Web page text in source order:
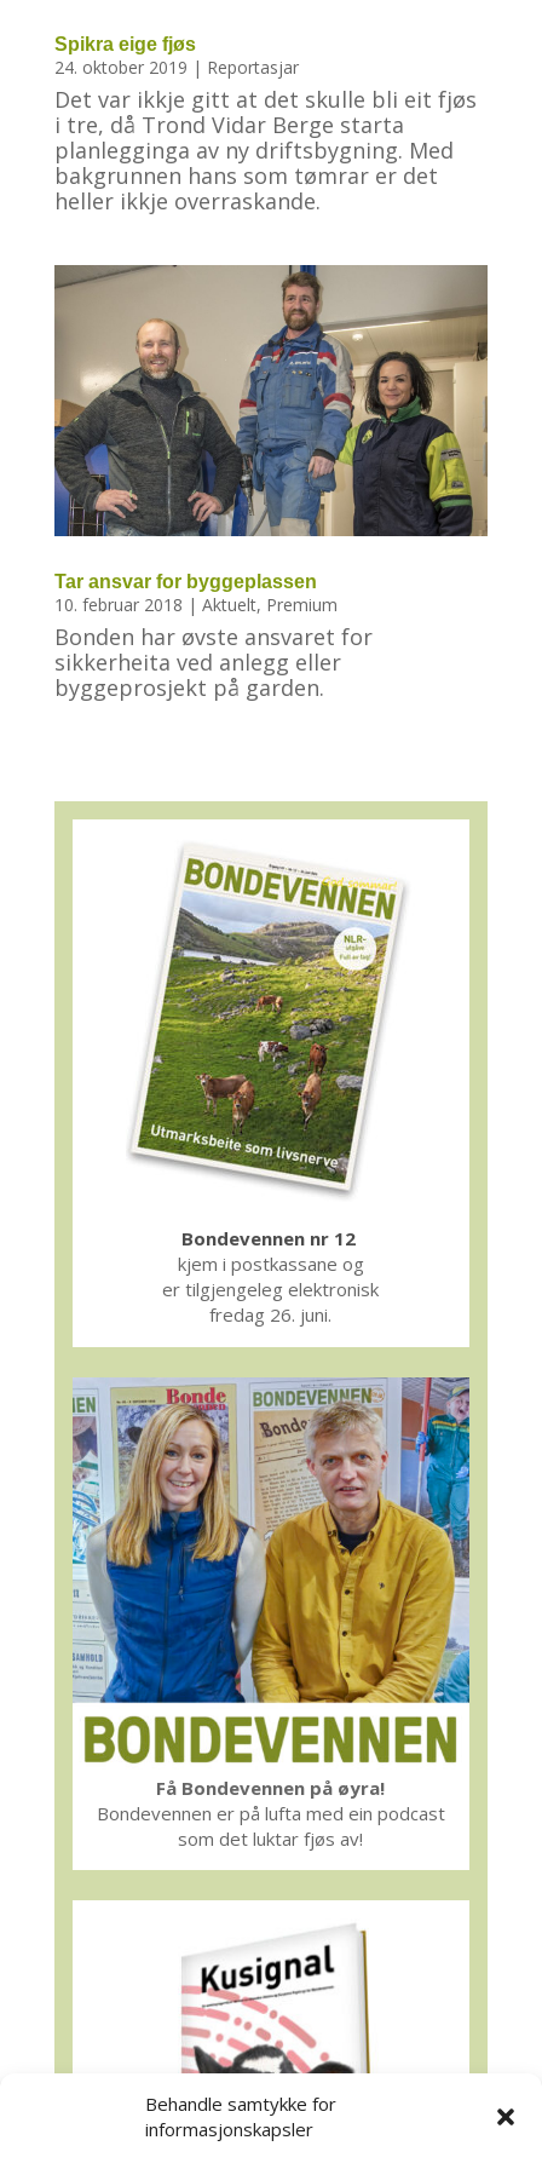
Behandle samtykke for
informasjonskapsler
Spikra eige fjøs
24. oktober 2019 | Reportasjar
Det var ikkje gitt at det skulle bli eit fjøs
i tre, då Trond Vidar Berge starta
planlegginga av ny driftsbygning. Med
bakgrunnen hans som tømrar er det
heller ikkje overraskande.
Tar ansvar for byggeplassen
10. februar 2018 | Aktuelt, Premium
Bonden har øvste ansvaret for
sikkerheita ved anlegg eller
byggeprosjekt på garden.
Bondevennen nr 12
kjem i postkassane og
er tilgjengeleg elektronisk
fredag 26. juni.
Få Bondevennen på øyra!
Bondevennen er på lufta med ein podcast
som det luktar fjøs av!